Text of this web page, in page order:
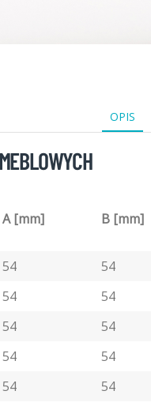
OPIS
A [mm] B [mm]
54 54
54 54
54 54
54 54
54 54